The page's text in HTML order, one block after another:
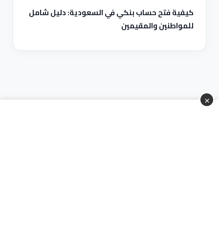
كيفية فتح حساب بنكي في السعودية: دليل شامل
للمواطنين والمقيمين
×